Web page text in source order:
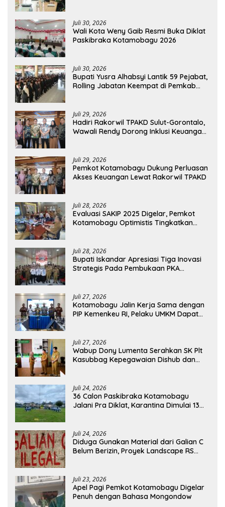
Juli 30, 2026
Wali Kota Weny Gaib Resmi Buka Diklat
Paskibraka Kotamobagu 2026
Juli 30, 2026
Bupati Yusra Alhabsyi Lantik 59 Pejabat,
Rolling Jabatan Keempat di Pemkab
Juli 29, 2026
Hadiri Rakorwil TPAKD Sulut-Gorontalo,
Wawali Rendy Dorong Inklusi Keuangan
Juli 29, 2026
Pemkot Kotamobagu Dukung Perluasan
Akses Keuangan Lewat Rakorwil TPAKD
Juli 28, 2026
Evaluasi SAKIP 2025 Digelar, Pemkot
Kotamobagu Optimistis Tingkatkan
Juli 28, 2026
Bupati Iskandar Apresiasi Tiga Inovasi
Strategis Pada Pembukaan PKA
Juli 27, 2026
Kotamobagu Jalin Kerja Sama dengan
PIP Kemenkeu RI, Pelaku UMKM Dapat
Juli 27, 2026
Wabup Dony Lumenta Serahkan SK Plt
Kasubbag Kepegawaian Dishub dan
Juli 24, 2026
36 Calon Paskibraka Kotamobagu
Jalani Pra Diklat, Karantina Dimulai 13
Juli 24, 2026
Diduga Gunakan Material dari Galian C
Belum Berizin, Proyek Landscape RS
Juli 23, 2026
Apel Pagi Pemkot Kotamobagu Digelar
Penuh dengan Bahasa Mongondow